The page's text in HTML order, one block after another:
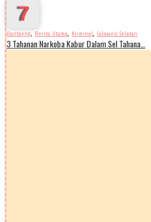
7
Bantaeng, Berita Utama, Kriminal, Sulawesi Selatan
3 Tahanan Narkoba Kabur Dalam Sel Tahana…